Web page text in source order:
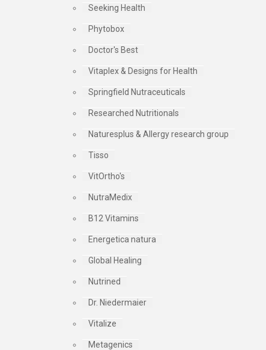
Seeking Health
Phytobox
Doctor's Best
Vitaplex & Designs for Health
Springfield Nutraceuticals
Researched Nutritionals
Naturesplus & Allergy research group
Tisso
VitOrtho's
NutraMedix
B12 Vitamins
Energetica natura
Global Healing
Nutrined
Dr. Niedermaier
Vitalize
Metagenics